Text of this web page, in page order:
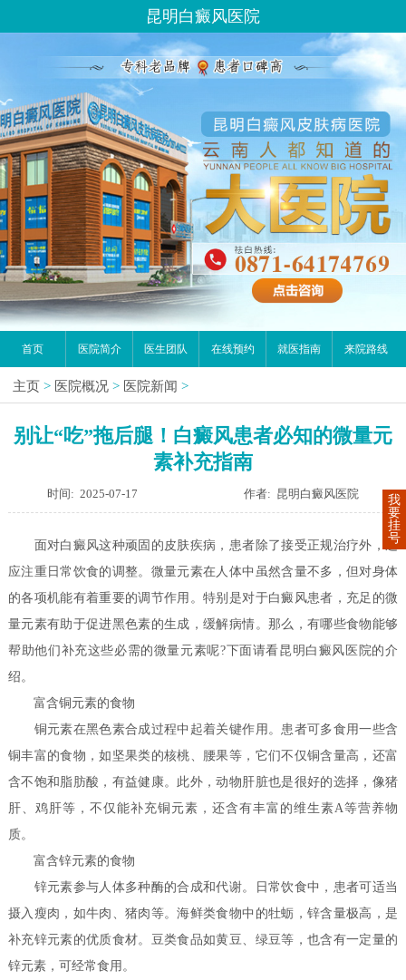
昆明白癜风医院
首页 医院简介 医生团队 在线预约 就医指南 来院路线
主页 > 医院概况 > 医院新闻 >
别让“吃”拖后腿！白癜风患者必知的微量元
素补充指南
时间: 2025-07-17 作者: 昆明白癜风医院
面对白癜风这种顽固的皮肤疾病，患者除了接受正规治疗外，还
应注重日常饮食的调整。微量元素在人体中虽然含量不多，但对身体
的各项机能有着重要的调节作用。特别是对于白癜风患者，充足的微
量元素有助于促进黑色素的生成，缓解病情。那么，有哪些食物能够
帮助他们补充这些必需的微量元素呢?下面请看昆明白癜风医院的介
绍。
富含铜元素的食物
铜元素在黑色素合成过程中起着关键作用。患者可多食用一些含
铜丰富的食物，如坚果类的核桃、腰果等，它们不仅铜含量高，还富
含不饱和脂肪酸，有益健康。此外，动物肝脏也是很好的选择，像猪
肝、鸡肝等，不仅能补充铜元素，还含有丰富的维生素A等营养物
质。
富含锌元素的食物
锌元素参与人体多种酶的合成和代谢。日常饮食中，患者可适当
摄入瘦肉，如牛肉、猪肉等。海鲜类食物中的牡蛎，锌含量极高，是
补充锌元素的优质食材。豆类食品如黄豆、绿豆等，也含有一定量的
锌元素，可经常食用。
我
要
挂
号